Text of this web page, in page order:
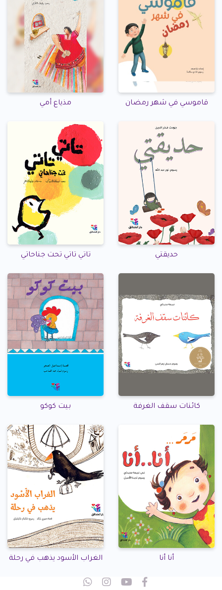
قاموسي في شهر رمضان مذياع أمي
حديقتي تاتي تاتي تحت جناحاتي
كائنات سقف الغرفة بيت كوكو
أنا أنا الغراب الأسود يذهب في رحلة